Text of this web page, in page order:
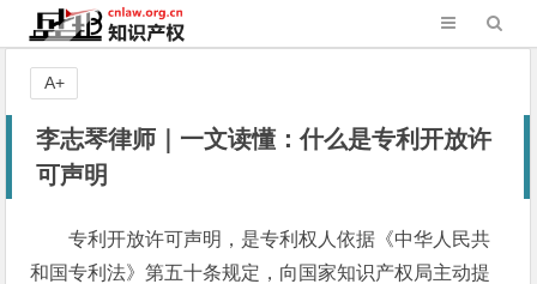
李志琴律师｜一文读懂：什么是专利开放许
可声明
专利开放许可声明，是专利权人依据《中华人民共
和国专利法》第五十条规定，向国家知识产权局主动提
A+